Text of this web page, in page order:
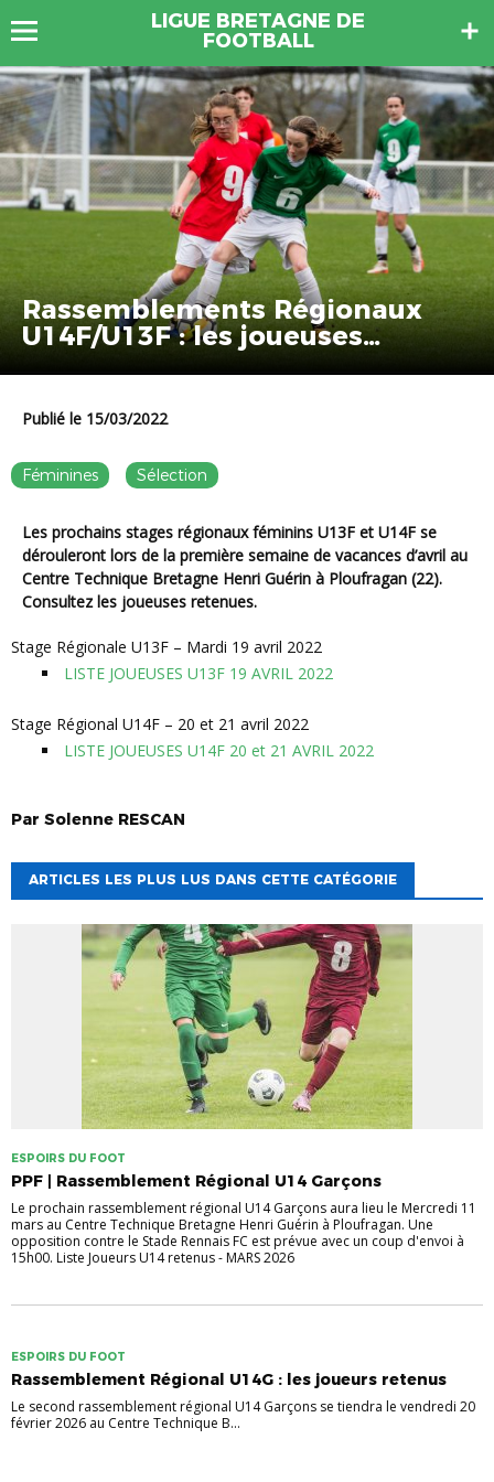
LIGUE BRETAGNE DE
FOOTBALL
Rassemblements Régionaux
U14F/U13F : les joueuses
retenues
Publié le 15/03/2022
Féminines Sélection
Les prochains stages régionaux féminins U13F et U14F se
dérouleront lors de la première semaine de vacances d’avril au
Centre Technique Bretagne Henri Guérin à Ploufragan (22).
Consultez les joueuses retenues.
Stage Régionale U13F – Mardi 19 avril 2022
LISTE JOUEUSES U13F 19 AVRIL 2022
Stage Régional U14F – 20 et 21 avril 2022
LISTE JOUEUSES U14F 20 et 21 AVRIL 2022
Par Solenne RESCAN
ARTICLES LES PLUS LUS DANS CETTE CATÉGORIE
ESPOIRS DU FOOT
PPF | Rassemblement Régional U14 Garçons
Le prochain rassemblement régional U14 Garçons aura lieu le Mercredi 11
mars au Centre Technique Bretagne Henri Guérin à Ploufragan. Une
opposition contre le Stade Rennais FC est prévue avec un coup d'envoi à
15h00. Liste Joueurs U14 retenus - MARS 2026
ESPOIRS DU FOOT
Rassemblement Régional U14G : les joueurs retenus
Le second rassemblement régional U14 Garçons se tiendra le vendredi 20
février 2026 au Centre Technique B...